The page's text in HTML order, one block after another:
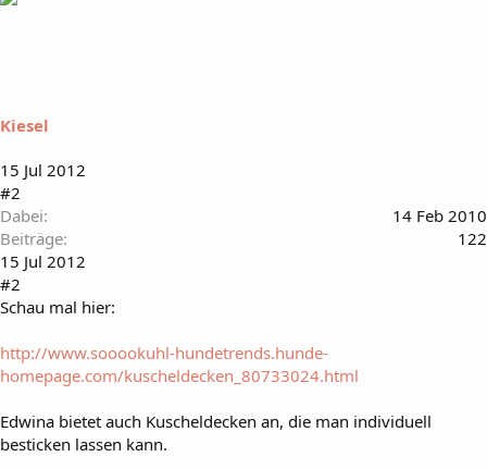
Kiesel
15 Jul 2012
#2
Dabei
14 Feb 2010
Beiträge
122
15 Jul 2012
#2
Schau mal hier:
http://www.sooookuhl-hundetrends.hunde-
homepage.com/kuscheldecken_80733024.html
Edwina bietet auch Kuscheldecken an, die man individuell
besticken lassen kann.